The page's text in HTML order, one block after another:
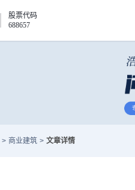
股票代码
688657
> 商业建筑 > 文章详情